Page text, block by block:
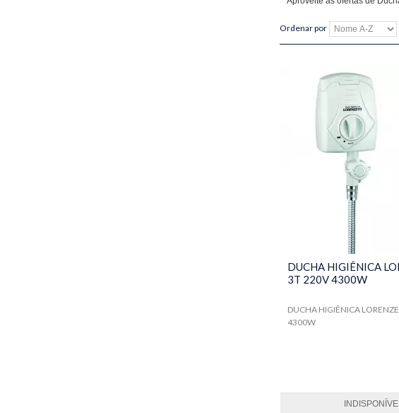
Ordenar por
DUCHA HIGIÊNICA
3T 220V 4300W
DUCHA HIGIÊNICA
4300W
INDISPONÍVEL